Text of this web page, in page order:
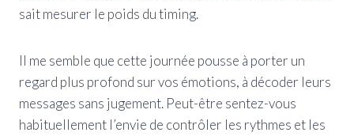
sait mesurer le poids du timing.
Il me semble que cette journée pousse à porter un
regard plus profond sur vos émotions, à décoder leurs
messages sans jugement. Peut-être sentez-vous
habituellement l’envie de contrôler les rythmes et les